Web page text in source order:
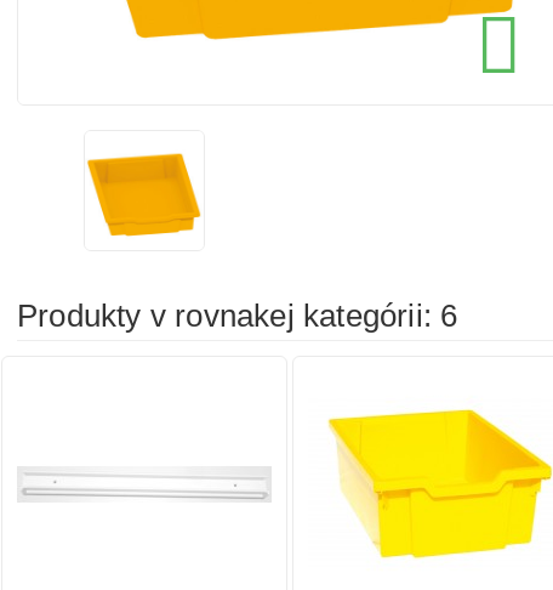
Pridať do košíka Pridať do košíka 
Produkty v rovnakej kategórii: 6